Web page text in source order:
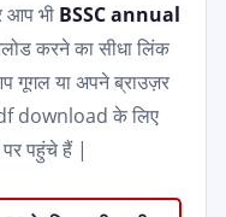
आप भी BSSC annual
करने का सीधा लिंक
गूगल या अपने ब्राउज़र
download के लिए
पहुंचे हैं |